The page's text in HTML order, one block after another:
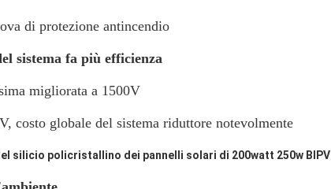
di protezione antincendio
sistema fa più efficienza
migliorata a 1500V
costo globale del sistema riduttore notevolmente
silicio policristallino dei pannelli solari di 200watt 250w BIPV